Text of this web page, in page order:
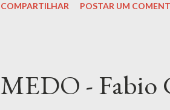
exclusivo para alunos e
COMPARTILHAR POSTAR UM
MEDO - Fabio